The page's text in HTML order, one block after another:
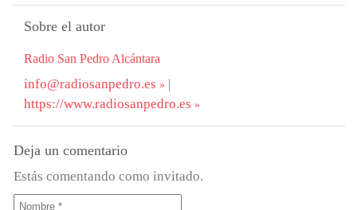
Sobre el autor
Radio San Pedro Alcántara
info@radiosanpedro.es
|
https://www.radiosanpedro.es
Deja un comentario
Estás comentando como invitado.